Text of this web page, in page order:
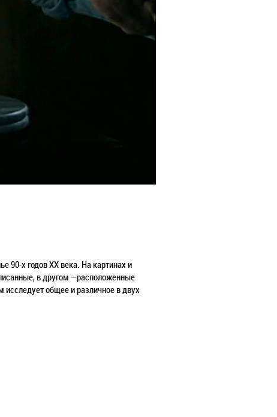
90-х годов ХХ века. На картинах и
в другом —расположенные
общее и различное в двух